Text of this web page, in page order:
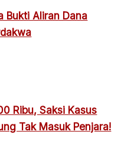
Bukti Aliran Dana
Ribu, Saksi Kasus
Tak Masuk Penjara!